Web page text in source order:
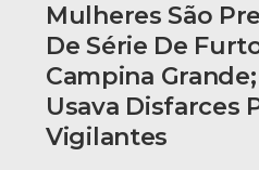
Mulheres São
De Série De
Campina
Usava Disfarces
Vigilantes